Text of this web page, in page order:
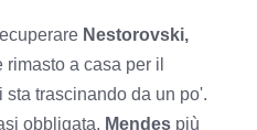
Nestorovski,
a casa per il
trascinando da un po'.
obbligata, Mendes più